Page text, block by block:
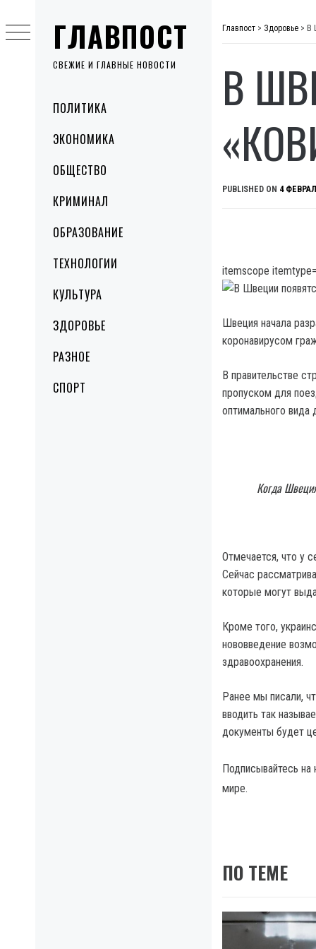
ГЛАВПОСТ
СВЕЖИЕ И ГЛАВНЫЕ НОВОСТИ
MenuПОЛИТИКА
ЭКОНОМИКА
ОБЩЕСТВО
КРИМИНАЛ
ОБРАЗОВАНИЕ
ТЕХНОЛОГИИ
КУЛЬТУРА
ЗДОРОВЬЕ
РАЗНОЕ
СПОРТ
to
content
Главпост > Здоровье > В
В
PUBLISHED ON 4
itemscope
Швеция начала
коронавирусом
В правительстве
пропуском для
оптимального вида
Когда
Отмечается, что у
Сейчас
которые могут
Кроме того,
нововведение
здравоохранения.
Ранее мы писали,
вводить так
документы будет
Подписывайтесь на
мире.
ПО ТЕМЕ